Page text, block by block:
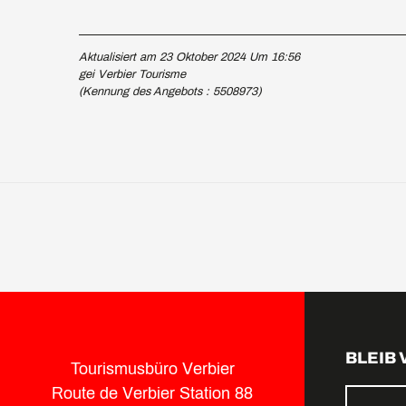
Aktualisiert am 23 Oktober 2024 Um 16:56
gei Verbier Tourisme
(Kennung des Angebots : 5508973)
Tourismusbüro Verbier
Route de Verbier Station 88
BLEIB